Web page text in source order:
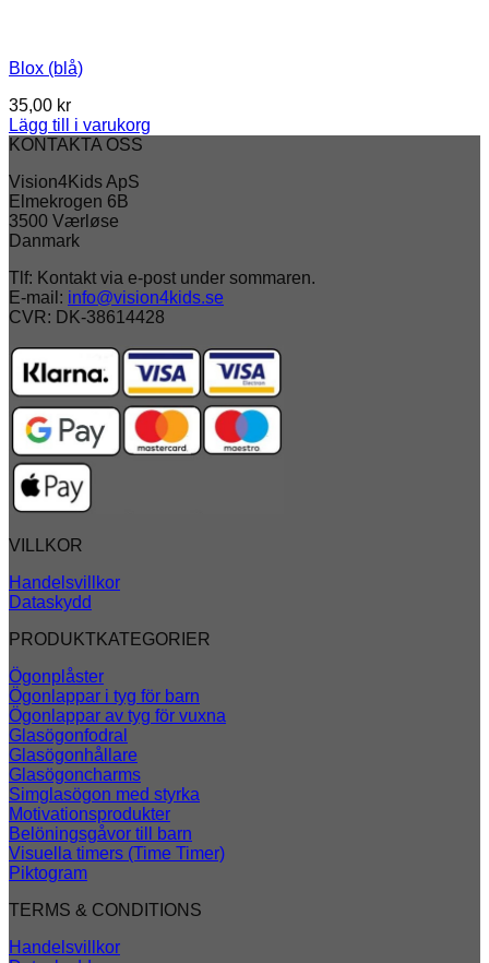
Blox (blå)
35,00 kr
Lägg till i varukorg
KONTAKTA OSS
Vision4Kids ApS
Elmekrogen 6B
3500 Værløse
Danmark
Tlf: Kontakt via e-post under sommaren.
E-mail: info@vision4kids.se
CVR: DK-38614428
VILLKOR
Handelsvillkor
Dataskydd
PRODUKTKATEGORIER
Ögonplåster
Ögonlappar i tyg för barn
Ögonlappar av tyg för vuxna
Glasögonfodral
Glasögonhållare
Glasögoncharms
Simglasögon med styrka
Motivationsprodukter
Belöningsgåvor till barn
Visuella timers (Time Timer)
Piktogram
TERMS & CONDITIONS
Handelsvillkor